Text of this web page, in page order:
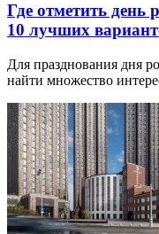
Где отметить
10 лучших
Для празднования дня
найти множество